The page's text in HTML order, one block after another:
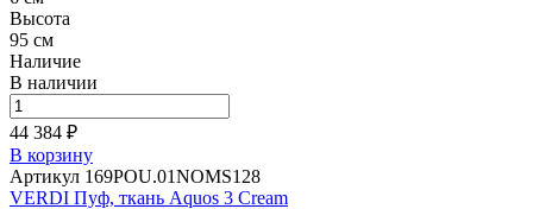
Высота
95 см
Наличие
В наличии
44 384 ₽
В корзину
Артикул 169POU.01NOMS128
VERDI Пуф, ткань Aquos 3 Cream